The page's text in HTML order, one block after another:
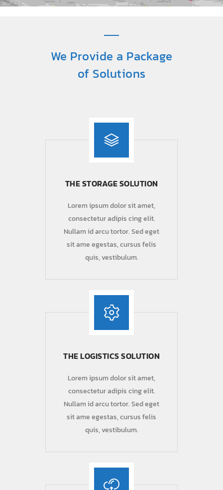
We Provide a Package
of Solutions
THE STORAGE SOLUTION
Lorem ipsum dolor sit amet,
consectetur adipis cing elit.
Nullam id arcu tortor. Sed eget
sit ame egestas, cursus felis
quis, vestibulum.
THE LOGISTICS SOLUTION
Lorem ipsum dolor sit amet,
consectetur adipis cing elit.
Nullam id arcu tortor. Sed eget
sit ame egestas, cursus felis
quis, vestibulum.